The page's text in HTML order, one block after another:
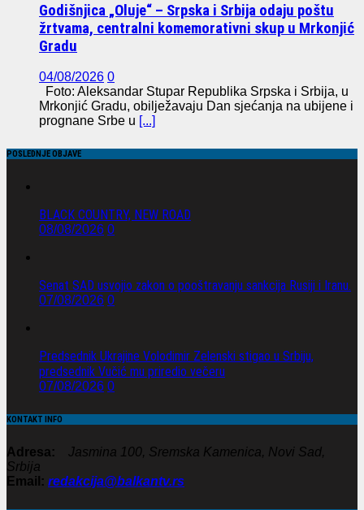
Godišnjica „Oluje“ – Srpska i Srbija odaju poštu
žrtvama, centralni komemorativni skup u Mrkonjić
Gradu
04/08/2026 0
Foto: Aleksandar Stupar Republika Srpska i Srbija, u
Mrkonjić Gradu, obilježavaju Dan sjećanja na ubijene i
prognane Srbe u [...]
POSLEDNJE OBJAVE
BLACK COUNTRY, NEW ROAD
08/08/2026 0
Senat SAD usvojio zakon o pooštravanju sankcija Rusiji i Iranu.
07/08/2026 0
Predsednik Ukrajine Volodimir Zelenski stigao u Srbiju,
predsednik Vučić mu priredio večeru
07/08/2026 0
KONTAKT INFO
Adresa:
Jasmina 100, Sremska Kamenica, Novi Sad,
Srbija
Email: redakcija@balkantv.rs